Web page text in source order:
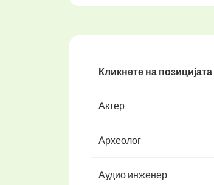
Кликнете на позицијата
Актер
Археолог
Аудио инженер